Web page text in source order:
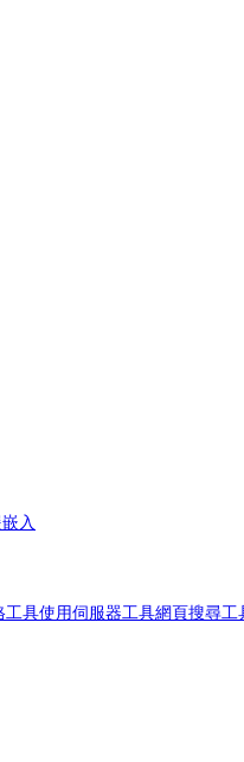
嵌入
工具使用伺服器工具網頁搜尋工